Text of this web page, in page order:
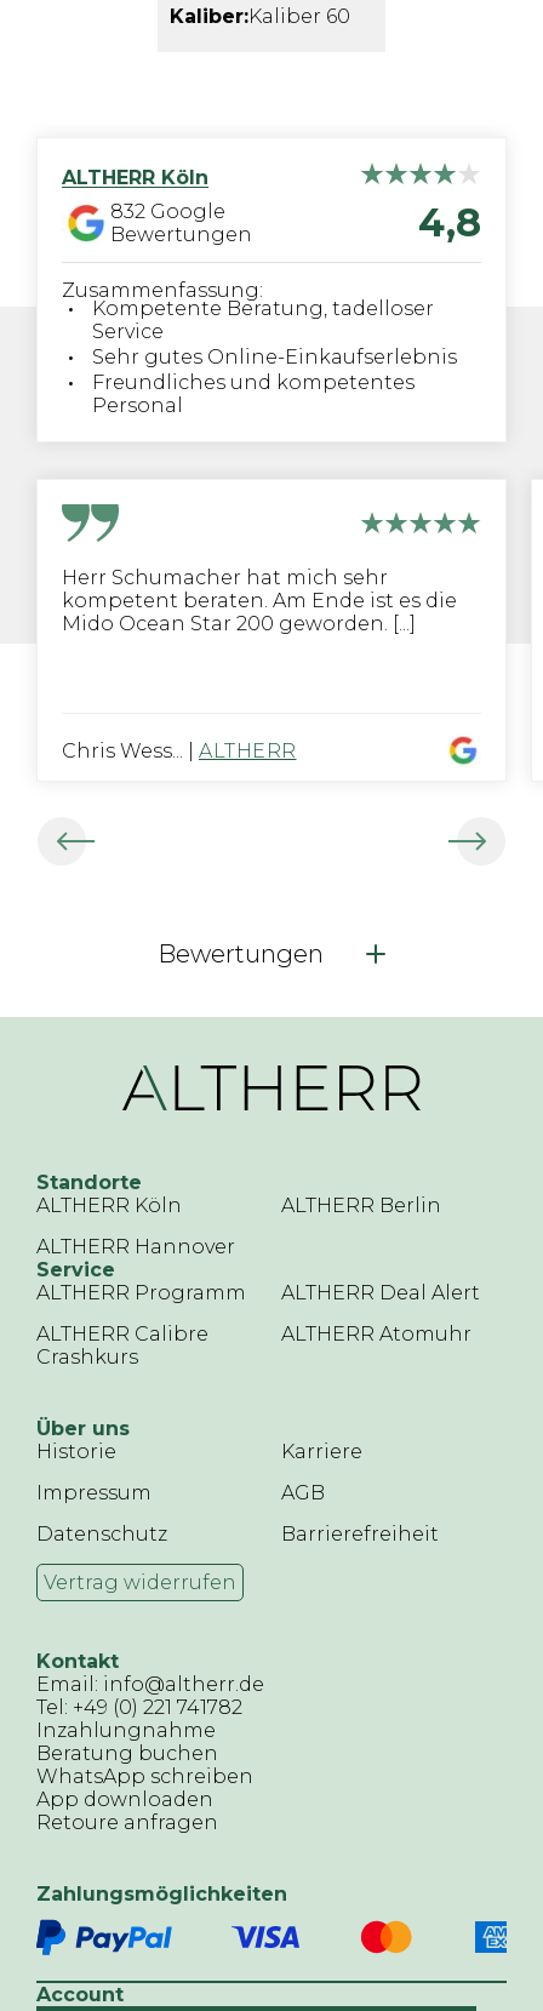
Kaliber:Kaliber 60
ALTHERR Köln
832 Google
Bewertungen
4,8
Zusammenfassung:
Kompetente Beratung, tadelloser
Service
Sehr gutes Online-Einkaufserlebnis
Freundliches und kompetentes
Personal
Herr Schumacher hat mich sehr
kompetent beraten. Am Ende ist es die
Mido Ocean Star 200 geworden. [...]
Chris Wess... ALTHERR
Bewertungen
Standorte
ALTHERR Köln
ALTHERR Berlin
ALTHERR Hannover
Service
ALTHERR Programm
ALTHERR Deal Alert
ALTHERR Calibre
Crashkurs
ALTHERR Atomuhr
Über uns
Historie
Karriere
Impressum
AGB
Datenschutz
Barrierefreiheit
Vertrag widerrufen
Kontakt
Email: info@altherr.de
Tel: +49 (0) 221 741782
Inzahlungnahme
Beratung buchen
WhatsApp schreiben
App downloaden
Retoure anfragen
Zahlungsmöglichkeiten
Account